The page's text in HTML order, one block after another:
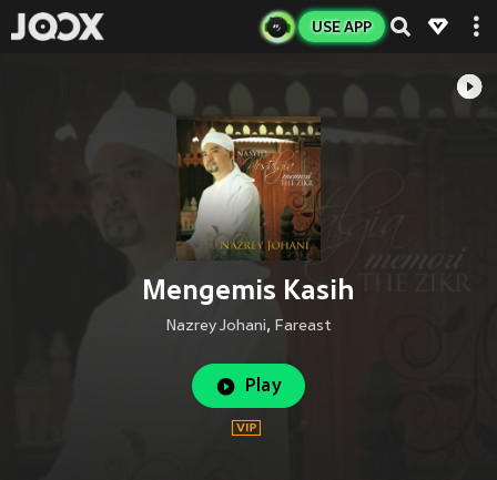
USE APP
Mengemis Kasih
Nazrey Johani, Fareast
Play